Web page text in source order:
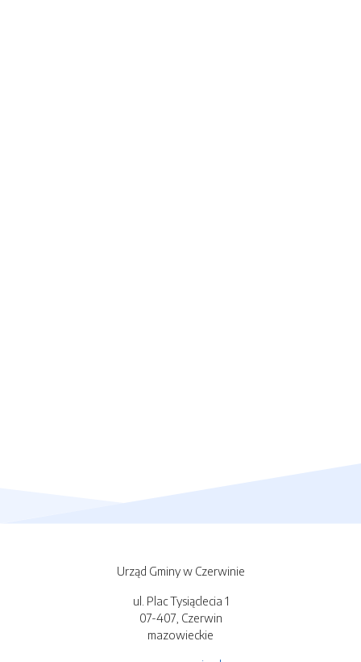
Urząd Gminy w Czerwinie
ul. Plac Tysiąclecia 1
07-407, Czerwin
mazowieckie